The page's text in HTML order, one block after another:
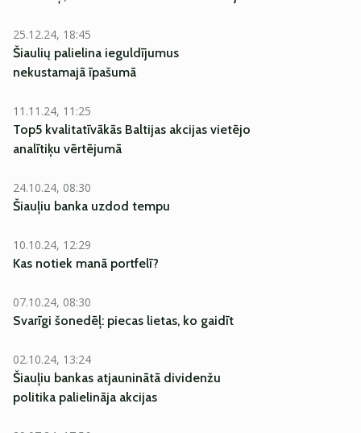
25.12.24, 18:45
Šiaulių palielina ieguldījumus
nekustamajā īpašumā
11.11.24, 11:25
Top5 kvalitatīvākās Baltijas akcijas vietējo
analītiķu vērtējumā
24.10.24, 08:30
Šiauļiu banka uzdod tempu
10.10.24, 12:29
Kas notiek manā portfelī?
07.10.24, 08:30
Svarīgi šonedēļ: piecas lietas, ko gaidīt
02.10.24, 13:24
Šiauļiu bankas atjauninātā dividenžu
politika palielināja akcijas